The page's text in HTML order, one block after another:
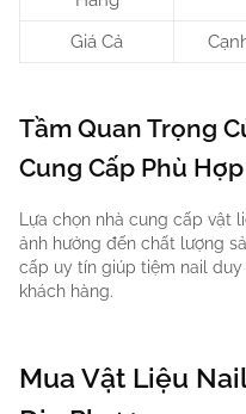
Giá Cả
Tầm Quan Trọng
Cung Cấp Phù Hợp
Lựa chọn nhà cung cấp vật
ảnh hưởng đến chất lượng
cấp uy tín giúp tiệm nail
khách hàng.
Mua Vật Liệu